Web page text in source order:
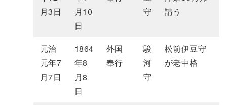
月3日
月10
日
守
請う
元治
元年7
月7日
1864
年8
月8
日
外国
奉行
駿
河
守
松前伊豆守
が老中格